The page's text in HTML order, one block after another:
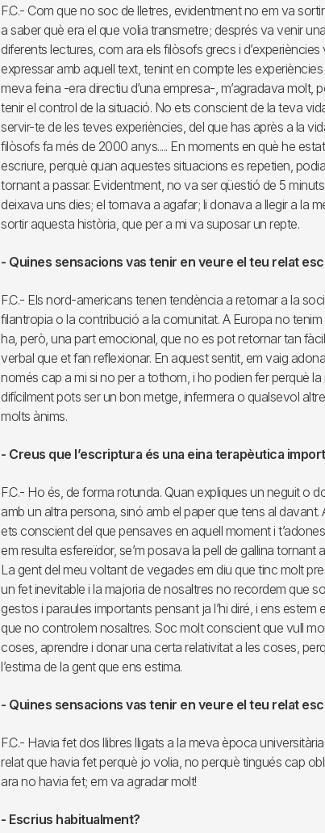
F.C.- Com que no soc de lletres, evidentment no em va
a saber què era el que volia transmetre; després va venir
diferents lectures, com ara els filòsofs grecs i
expressar amb aquell text, tenint en compte les
meva feina -era directiu d’una empresa-, m’agradava
tenir el control de la situació. No ets conscient de la teva
servir-te de les teves experiències, del que has après a la
filòsofs fa més de 2000 anys..... En moments en què he
escriure, perquè quan aquestes situacions es repetien,
tornant a passar. Evidentment, no va ser qüestió de 5
deixava uns dies; el tornava a agafar; li donava a llegir a la
sortir aquesta història, que per a mi va suposar un repte.
- Quines sensacions vas tenir en veure el teu relat
F.C.- Els nord-americans tenen tendència a retornar a la
filantropia o la contribució a la comunitat. A Europa no
ha, però, una part emocional, que no es pot retornar tan
verbal que et fan reflexionar. En aquest sentit, em vaig
només cap a mi si no per a tothom, i ho podien fer perquè
difícilment pots ser un bon metge, infermera o qualsevol
molts ànims.
- Creus que l’escriptura és una eina terapèutica
F.C.- Ho és, de forma rotunda. Quan expliques un neguit o
amb un altra persona, sinó amb el paper que tens al
ets conscient del que pensaves en aquell moment i
em resulta esfereïdor, se’m posava la pell de gallina
La gent del meu voltant de vegades em diu que tinc molt
un fet inevitable i la majoria de nosaltres no recordem que
gestos i paraules importants pensant ja l’hi diré, i ens
que no controlem nosaltres. Soc molt conscient que vull
coses, aprendre i donar una certa relativitat a les coses,
l’estima de la gent que ens estima.
- Quines sensacions vas tenir en veure el teu relat
F.C.- Havia fet dos llibres lligats a la meva època
relat que havia fet perquè jo volia, no perquè tingués cap
ara no havia fet; em va agradar molt!
- Escrius habitualment?